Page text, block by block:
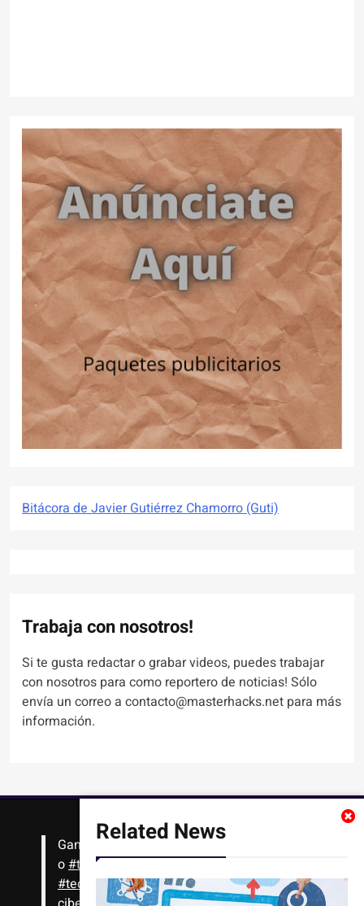
Related News
Bitácora de Javier Gutiérrez Chamorro (Guti)
Trabaja con nosotros!
Si te gusta redactar o grabar videos, puedes trabajar
con nosotros para como reportero de noticias! Sólo
envía un correo a contacto@masterhacks.net para más
información.
Gana #Bitcoin solo con leer artículos, noticias
o#tutoriales
#tecnología,#criptomonedas , seguridad